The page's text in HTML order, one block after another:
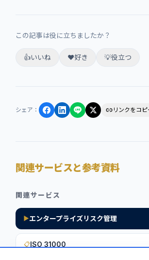
この記事は役に立ちましたか？
👍いいね ❤️好き 💡役立つ
シェア ： リンクをコピ
関連サービスと参考資料
関連サービス
▶エンタープライズリスク管理
📋ISO 31000